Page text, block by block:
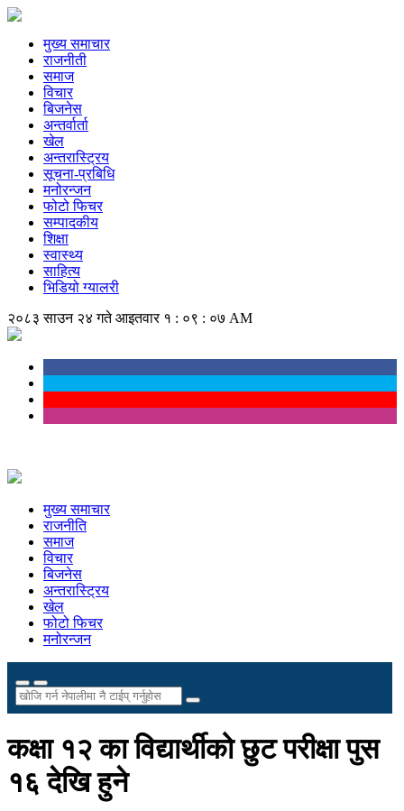
मुख्य समाचार
राजनीती
समाज
विचार
बिजनेस
अन्तर्वार्ता
खेल
अन्तरास्ट्रिय
सूचना-प्रबिधि
मनोरन्जन
फोटो फिचर
सम्पादकीय
शिक्षा
स्वास्थ्य
साहित्य
भिडियो ग्यालरी
२०८३ साउन २४ गते आइतवार १ : ०९ : ०८ AM
मुख्य समाचार
राजनीति
समाज
विचार
बिजनेस
अन्तरास्ट्रिय
खेल
फोटो फिचर
मनोरन्जन
कक्षा १२ का विद्यार्थीको छुट परीक्षा पुस
१६ देखि हुने